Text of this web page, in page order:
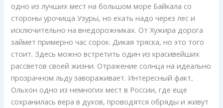
одно из лучших мест на большом море Байкала со
стороны урочища Узуры, но ехать надо через лес и
исключительно на внедорожниках. От Хужира дорога
займет примерно час сорок. Дикая тряска, но это того
стоит. Здесь можно встретить один из красивейших
рассветов своей жизни. Отражение солнца на идеально
прозрачном льду завораживает. Интересный факт,
Ольхон одно из немногих мест в России, где еще
сохранилась вера в духов, проводятся обряды и живут